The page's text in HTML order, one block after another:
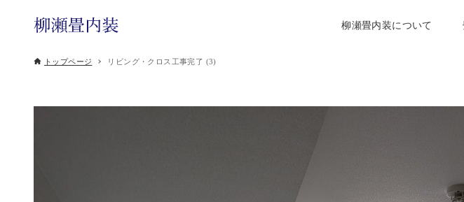
柳瀬畳内装について
トップページ リビング・クロス工事完了 (3)